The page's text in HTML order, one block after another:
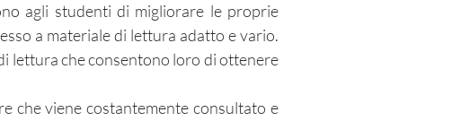
agli studenti di migliorare le proprie
a materiale di lettura adatto e vario.
lettura che consentono loro di ottenere
che viene costantemente consultato e